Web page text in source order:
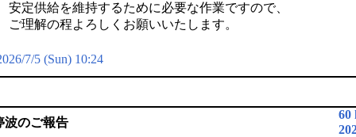
安定供給を維持するために必要な作業ですので、
ご理解の程よろしくお願いいたします。
7/5 (Sun) 10:24
波のご報告
60